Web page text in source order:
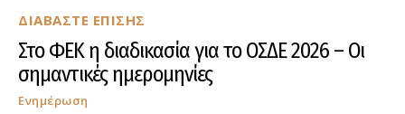
ΔΙΑΒΑΣΤΕ ΕΠΙΣΗΣ
Στο ΦΕΚ η διαδικασία για το ΟΣΔΕ 2026 – Οι
σημαντικές ημερομηνίες
Ενημέρωση